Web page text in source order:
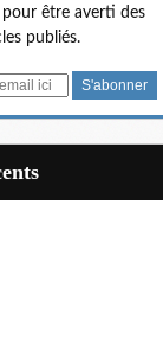
être averti des
publiés.